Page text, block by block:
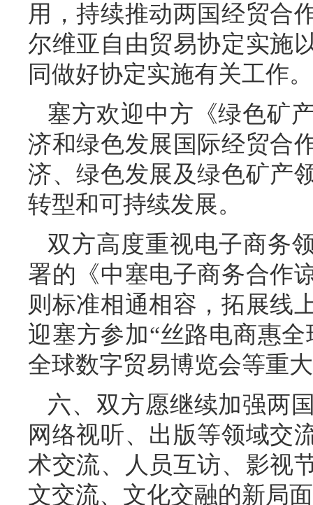
用，持续推动两国经贸合
尔维亚自由贸易协定实施
同做好协定实施有关工作。
塞方欢迎中方《绿色矿
济和绿色发展国际经贸合
济、绿色发展及绿色矿产
转型和可持续发展。
双方高度重视电子商务
署的《中塞电子商务合作
则标准相通相容，拓展线
迎塞方参加“丝路电商惠
全球数字贸易博览会等重
六、双方愿继续加强两
网络视听、出版等领域交
术交流、人员互访、影视
文交流、文化交融的新局